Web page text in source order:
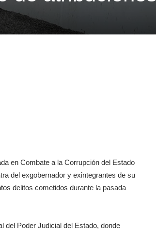
en Combate a la Corrupción del Estado
del exgobernador y exintegrantes de su
delitos cometidos durante la pasada
del Poder Judicial del Estado, donde